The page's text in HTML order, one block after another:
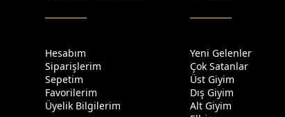
Hesabım
Siparişlerim
Sepetim
Favorilerim
Üyelik Bilgilerim
Yeni Gelenler
Çok Satanlar
Üst Giyim
Dış Giyim
Alt Giyim